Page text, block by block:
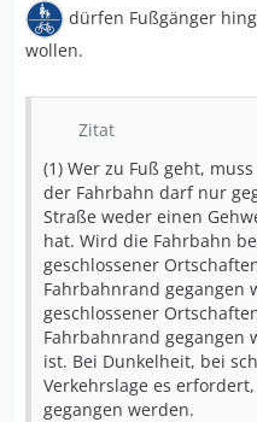
dürfen Fußgänger
wollen.
Zitat
(1) Wer zu Fuß geht,
der Fahrbahn darf nur
Straße weder einen
hat. Wird die Fahrbahn
geschlossener
Fahrbahnrand gegangen
geschlossener
Fahrbahnrand gegangen
ist. Bei Dunkelheit, bei
Verkehrslage es
gegangen werden.